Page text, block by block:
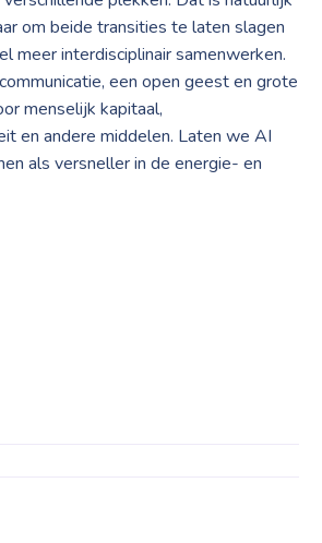
om beide transities te laten slagen
meer interdisciplinair samenwerken.
een open geest en grote
menselijk kapitaal,
en andere middelen. Laten we AI
als versneller in de energie- en